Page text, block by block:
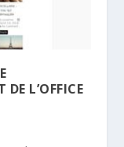
DE L’OFFICE